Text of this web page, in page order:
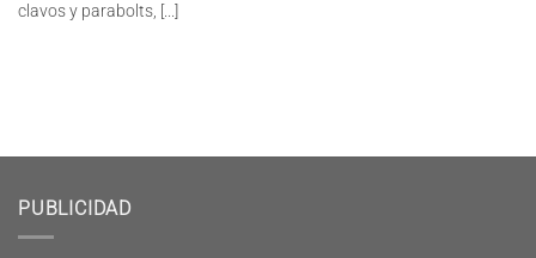
clavos y parabolts, [...]
PUBLICIDAD